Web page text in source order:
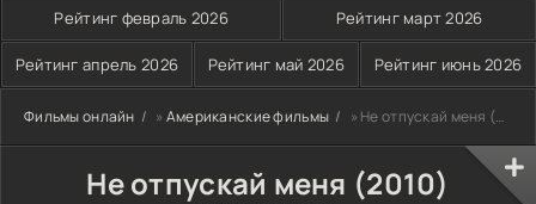
Рейтинг февраль 2026 Рейтинг март 2026
Рейтинг апрель 2026 Рейтинг май 2026 Рейтинг июнь 2026
Фильмы онлайн » Американские фильмы » Не отпускай меня (2010)
Не отпускай меня (2010)